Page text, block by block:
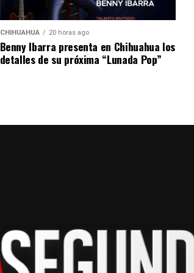
CHIHUAHUA 20 horas ago
Benny Ibarra presenta en Chihuahua los
detalles de su próxima “Lunada Pop”